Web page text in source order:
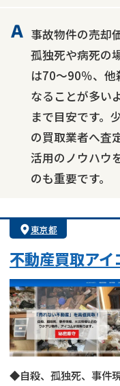
事故物件の売却
孤独死や病死の
は70～90％、
なることが多い
まで目安です。
の買取業者へ査
活用のノウハウ
のも重要です。
東京都
不動産買取アイ
◆自殺、孤独死、事件